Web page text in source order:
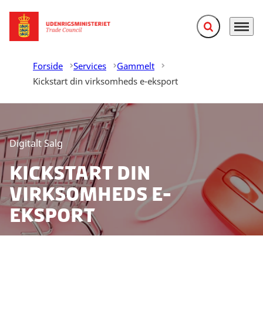
Gå til forsiden Fold søgefelt ud
Menu
Forside Services
Gammelt
Kickstart din virksomheds e-eksport
Digitalt Salg
Kickstart din
virksomheds e-
eksport